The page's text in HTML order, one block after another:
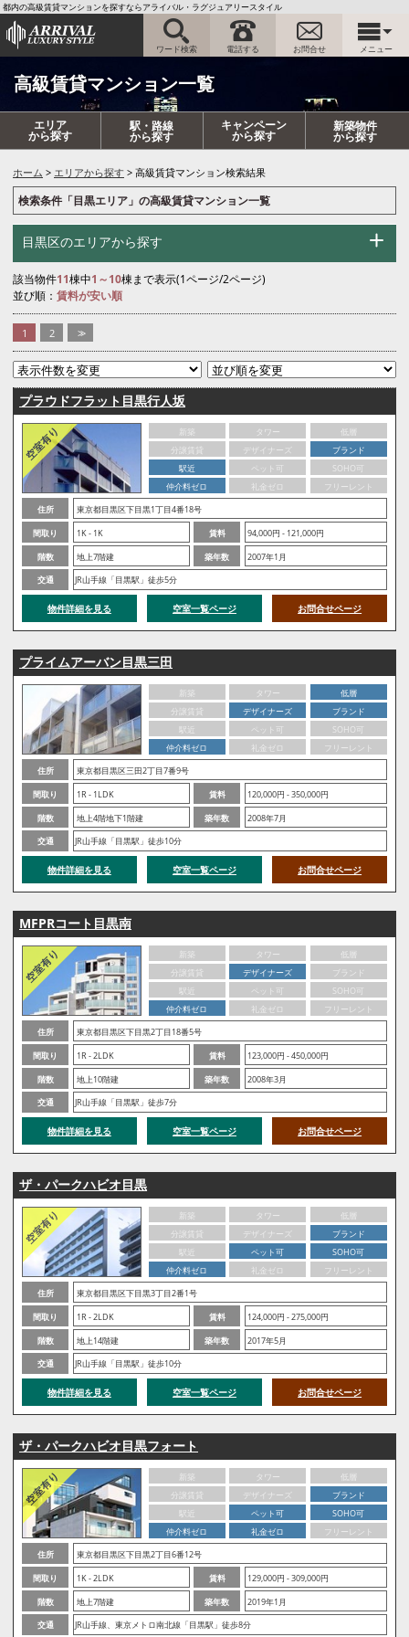
都内の高級賃貸マンションを探すならアライバル・ラグジュアリースタイル
ワード検索 電話する お問合せ メニュー
高級賃貸マンション一覧
エリア
から探す
駅・路線
から探す
キャンペーン
から探す
新築物件
から探す
ホーム エリアから探す 高級賃貸マンション検索結果
検索条件「目黒エリア」の高級賃貸マンション一覧
目黒区のエリアから探す
該当物件11棟中1～10棟まで表示(1ページ/2ページ)
並び順： 賃料が安い順
1 2 >>
プラウドフラット目黒行人坂
新築 タワー
低層
分譲賃貸
デザイナーズ
ブランド
駅近
ペット可
SOHO可
仲介料ゼロ
礼金ゼロ
フリーレント
住所
東京都目黒区下目黒1丁目4番18号
間取り
1K - 1K 賃料
94,000円 - 121,000円
階数
地上7階建 築年数
2007年1月
交通
JR山手線「目黒駅」徒歩5分
物件詳細を見る 空室一覧ページ お問合せページ
プライムアーバン目黒三田
新築 タワー
低層
分譲賃貸
デザイナーズ
ブランド
駅近
ペット可
SOHO可
仲介料ゼロ
礼金ゼロ
フリーレント
住所
東京都目黒区三田2丁目7番9号
間取り
1R - 1LDK 賃料
120,000円 - 350,000円
階数
地上4階地下1階建 築年数
2008年7月
交通
JR山手線「目黒駅」徒歩10分
物件詳細を見る 空室一覧ページ お問合せページ
MFPRコート目黒南
新築 タワー
低層
分譲賃貸
デザイナーズ
ブランド
駅近
ペット可
SOHO可
仲介料ゼロ
礼金ゼロ
フリーレント
住所
東京都目黒区下目黒2丁目18番5号
間取り
1R - 2LDK 賃料
123,000円 - 450,000円
階数
地上10階建 築年数
2008年3月
交通
JR山手線「目黒駅」徒歩7分
物件詳細を見る 空室一覧ページ お問合せページ
ザ・パークハビオ目黒
新築 タワー
低層
分譲賃貸
デザイナーズ
ブランド
駅近
ペット可
SOHO可
仲介料ゼロ
礼金ゼロ
フリーレント
住所
東京都目黒区下目黒3丁目2番1号
間取り
1R - 2LDK 賃料
124,000円 - 275,000円
階数
地上14階建 築年数
2017年5月
交通
JR山手線「目黒駅」徒歩10分
物件詳細を見る 空室一覧ページ お問合せページ
ザ・パークハビオ目黒フォート
新築 タワー
低層
分譲賃貸
デザイナーズ
ブランド
駅近
ペット可
SOHO可
仲介料ゼロ
礼金ゼロ
フリーレント
住所
東京都目黒区下目黒2丁目6番12号
間取り
1K - 2LDK 賃料
129,000円 - 309,000円
階数
地上7階建 築年数
2019年1月
交通
JR山手線、東京メトロ南北線「目黒駅」徒歩8分